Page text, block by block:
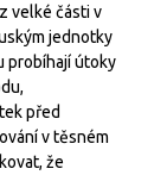
velké části v
jednotky
probíhají útoky
před
v těsném
že